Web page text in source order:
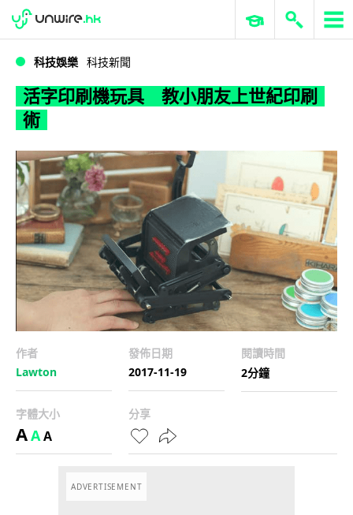
活字印刷機玩具 教小朋友上世紀印刷術
WWDC 2026 ERP 與商業 AI
科技娛樂 科技新聞
活字印刷機玩具 教小朋友上世紀印刷
術
作者
Lawton
發佈日期
2017-11-19
閱讀時間
2分鐘
字體大小
AAA
分享
ADVERTISEMENT